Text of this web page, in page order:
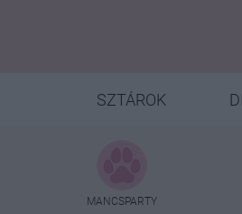
SZTÁROK
MANCSPARTY